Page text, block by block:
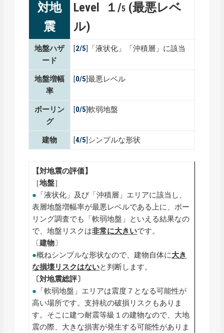
対地
震
Level １/5 (最悪レベ
ル)
地盤ハザ
ード
[2/5]「液状化」「沖積層」に該当
地盤増幅
率
[0/5]最悪レベル
ボーリン
グ
[0/5]軟弱地盤
建物 [4/5]シンプルな形状
【対地震の評価】
［地盤］
● 「液状化」及び「沖積層」エリアに該当し、
表層地盤増幅率が最悪レベルである上に、ボー
リング調査でも「軟弱地盤」といえる結果なの
で、地盤リスクは非常に大きいです。
〔建物〕
●概ねシンプルな形状なので、建物自体に大き
な損壊リスクはないと判断します。
〔対地震総評〕
● 「軟弱地盤」エリアは震度７となる可能性が
高い場所です。支持杭の破損リスクもありま
す。そこに建つ耐震等級１の建物なので、大地
震の際、大きな損害が発生する可能性がありま